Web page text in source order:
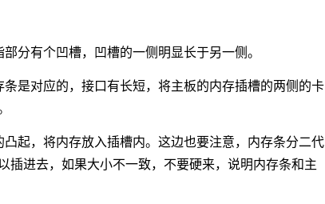
分有个凹槽，凹槽的一侧明显长于另一侧。
是对应的，接口有长短，将主板的内存插槽的两侧的卡
起，将内存放入插槽内。这边也要注意，内存条分二代
插进去，如果大小不一致，不要硬来，说明内存条和主